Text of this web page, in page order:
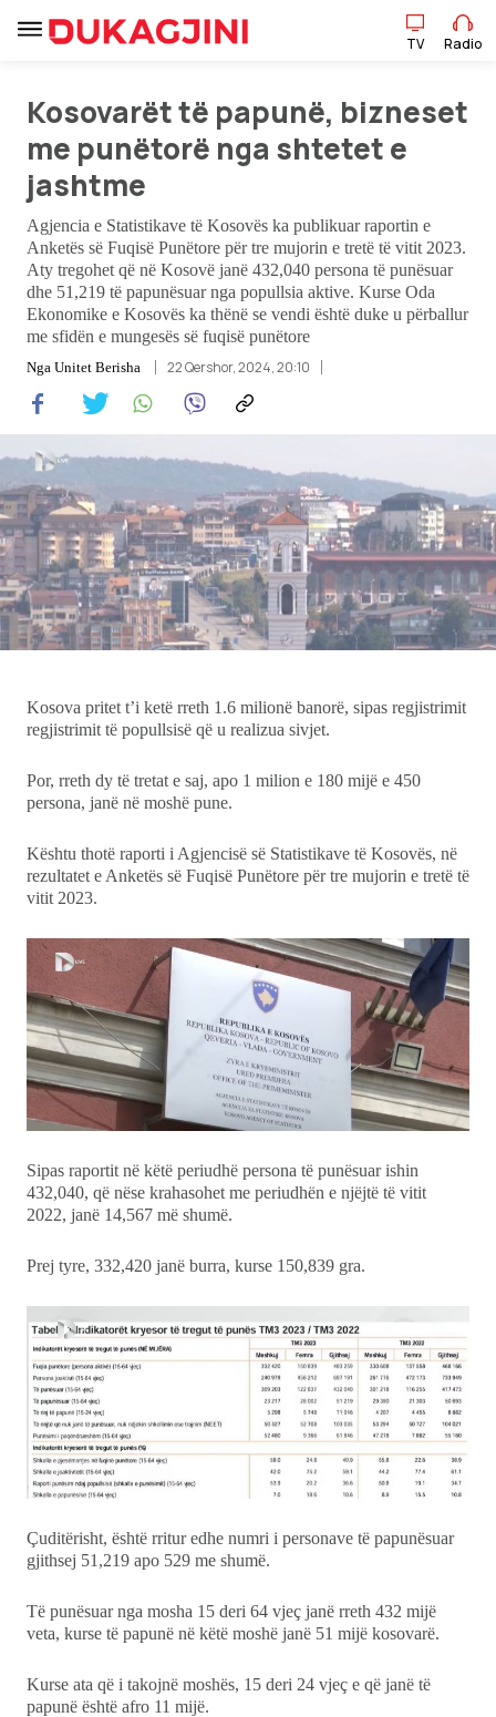
TV
Lajme
Sport
Pikëpamje
Art Jete
Kulturë
Showbiz
Ekonomi
Teknologji
DuVideo
TV Radio
Kosovarët të papunë, bizneset
me punëtorë nga shtetet e
jashtme
Agjencia e Statistikave të Kosovës ka publikuar raportin e
Anketës së Fuqisë Punëtore për tre mujorin e tretë të vitit 2023.
Aty tregohet që në Kosovë janë 432,040 persona të punësuar
dhe 51,219 të papunësuar nga popullsia aktive. Kurse Oda
Ekonomike e Kosovës ka thënë se vendi është duke u përballur
me sfidën e mungesës së fuqisë punëtore
Nga Unitet Berisha 22 Qershor, 2024, 20:10
Kosova pritet t’i ketë rreth 1.6 milionë banorë, sipas regjistrimit
regjistrimit të popullsisë që u realizua sivjet.
Por, rreth dy të tretat e saj, apo 1 milion e 180 mijë e 450
persona, janë në moshë pune.
Kështu thotë raporti i Agjencisë së Statistikave të Kosovës, në
rezultatet e Anketës së Fuqisë Punëtore për tre mujorin e tretë të
vitit 2023.
Sipas raportit në këtë periudhë persona të punësuar ishin
432,040, që nëse krahasohet me periudhën e njëjtë të vitit
2022, janë 14,567 më shumë.
Prej tyre, 332,420 janë burra, kurse 150,839 gra.
Çuditërisht, është rritur edhe numri i personave të papunësuar
gjithsej 51,219 apo 529 me shumë.
Të punësuar nga mosha 15 deri 64 vjeç janë rreth 432 mijë
veta, kurse të papunë në këtë moshë janë 51 mijë kosovarë.
Kurse ata që i takojnë moshës, 15 deri 24 vjeç e që janë të
papunë është afro 11 mijë.